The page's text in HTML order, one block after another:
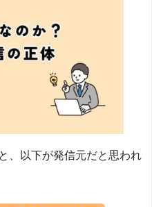
、以下が発信元だと思われ